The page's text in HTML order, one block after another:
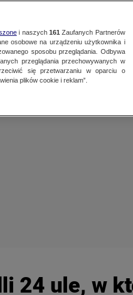
FAKTY PO
24 ule, w
i naszych 161 Zaufanych Partnerów
osobowe na urządzeniu użytkownika i
sposobu przeglądania. Odbywa
przeglądania przechowywanych w
się przetwarzaniu w oparciu o
plików cookie i reklam”.